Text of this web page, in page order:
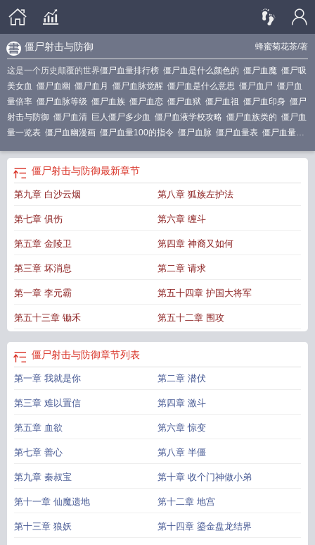
蜂蜜菊花茶/著
僵尸射击与防御
这是一个历史颠覆的世界僵尸血量排行榜 僵尸血是什么颜色的 僵尸血魔 僵尸吸
美女血 僵尸血幽 僵尸血月 僵尸血脉觉醒 僵尸血是什么意思 僵尸血尸 僵尸血
量倍率 僵尸血脉等级 僵尸血族 僵尸血恋 僵尸血狱 僵尸血祖 僵尸血印身 僵尸
射击与防御 僵尸血清 巨人僵尸多少血 僵尸血液学校攻略 僵尸血族类的 僵尸血
量一览表 僵尸血幽漫画 僵尸血量100的指令 僵尸血脉 僵尸血量表 僵尸血量排
路障僵尸多少血 僵尸的
僵尸射击与防御最新章节
第九章 白沙云烟 第八章 狐族左护法
第七章 俱伤 第六章 缠斗
第五章 金陵卫 第四章 神裔又如何
第三章 坏消息 第二章 请求
第一章 李元霸 第五十四章 护国大将军
第五十三章 锄禾 第五十二章 围攻
僵尸射击与防御章节列表
第一章 我就是你 第二章 潜伏
第三章 难以置信 第四章 激斗
第五章 血欲 第六章 惊变
第七章 善心 第八章 半僵
第九章 秦叔宝 第十章 收个门神做小弟
第十一章 仙魔遗地 第十二章 地宫
第十三章 狼妖 第十四章 鎏金盘龙结界